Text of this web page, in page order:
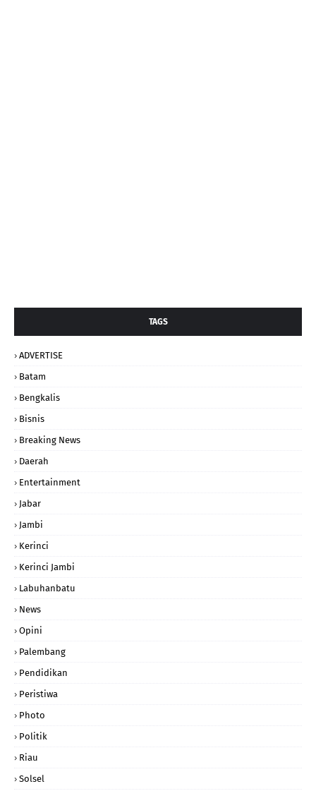
TAGS
ADVERTISE
Batam
Bengkalis
Bisnis
Breaking News
Daerah
Entertainment
Jabar
Jambi
Kerinci
Kerinci Jambi
Labuhanbatu
News
Opini
Palembang
Pendidikan
Peristiwa
Photo
Politik
Riau
Solsel